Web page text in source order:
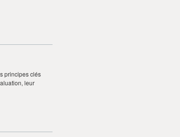
principes clés
leur